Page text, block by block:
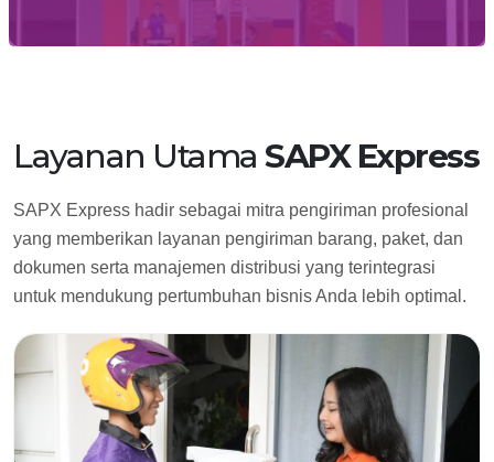
Temukan Agen Terdekat
Layanan UtamaSAPX Express
SAPX Express hadir sebagai mitra pengiriman profesional
yang memberikan layanan pengiriman barang, paket, dan
dokumen serta manajemen distribusi yang terintegrasi
untuk mendukung pertumbuhan bisnis Anda lebih optimal.